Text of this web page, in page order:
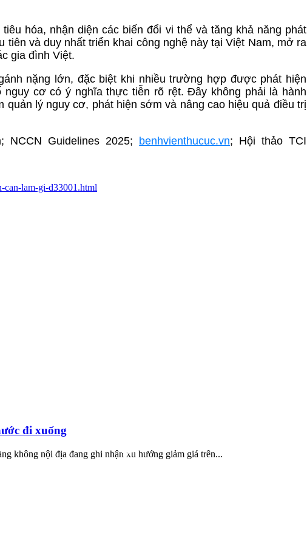
hóa, nhận diện các biến đổi vi thể và tăng khả năng phát
và duy nhất triển khai công nghệ này tại Việt Nam, mở ra
gia đình Việt.
nặng lớn, đặc biệt khi nhiều trường hợp được phát hiện
cơ có ý nghĩa thực tiễn rõ rệt. Đây không phải là hành
lý nguy cơ, phát hiện sớm và nâng cao hiệu quả điều trị
NCCN Guidelines 2025; benhvienthucuc.vn; Hội thảo TCI
can-lam-gi-d33001.html
đi xuống
không nội địa đang ghi nhận xu hướng giảm giá trên...